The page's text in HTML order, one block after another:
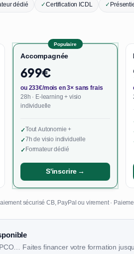
dédié ✓Certification ICDL ✓
Populaire
Accompagnée
699€
ou 233€/mois en 3× sans frais
28h · E-learning + visio
individuelle
✓Tout Autonomie +
✓7h de visio individuelle
✓Formateur dédié
S'inscrire →
sécurisé CB, PayPal ou virement ·
Faites financer votre formation